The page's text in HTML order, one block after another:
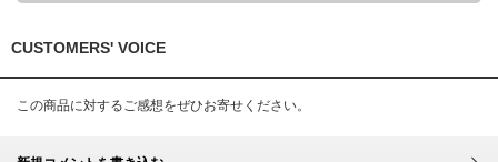
CUSTOMERS' VOICE
この商品に対するご感想をぜひお寄せください。